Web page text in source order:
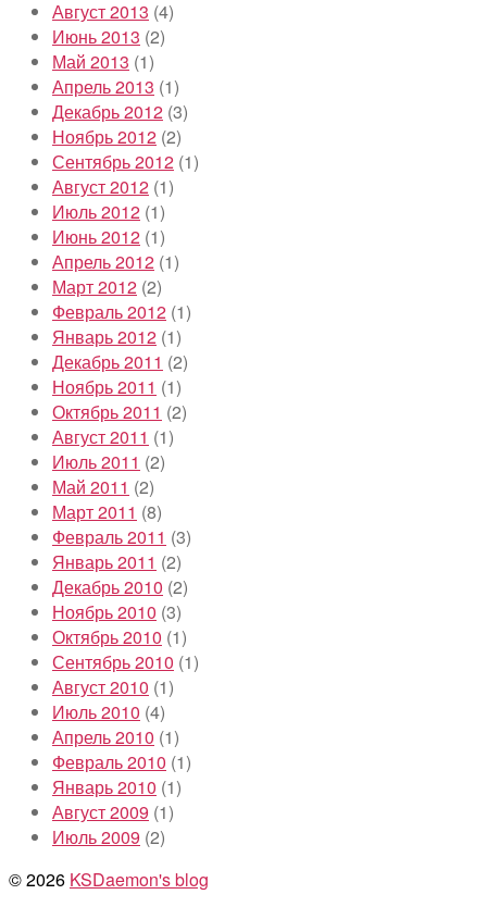
Август 2013 (4)
Июнь 2013 (2)
Май 2013 (1)
Апрель 2013 (1)
Декабрь 2012 (3)
Ноябрь 2012 (2)
Сентябрь 2012 (1)
Август 2012 (1)
Июль 2012 (1)
Июнь 2012 (1)
Апрель 2012 (1)
Март 2012 (2)
Февраль 2012 (1)
Январь 2012 (1)
Декабрь 2011 (2)
Ноябрь 2011 (1)
Октябрь 2011 (2)
Август 2011 (1)
Июль 2011 (2)
Май 2011 (2)
Март 2011 (8)
Февраль 2011 (3)
Январь 2011 (2)
Декабрь 2010 (2)
Ноябрь 2010 (3)
Октябрь 2010 (1)
Сентябрь 2010 (1)
Август 2010 (1)
Июль 2010 (4)
Апрель 2010 (1)
Февраль 2010 (1)
Январь 2010 (1)
Август 2009 (1)
Июль 2009 (2)
© 2026 KSDaemon's blog